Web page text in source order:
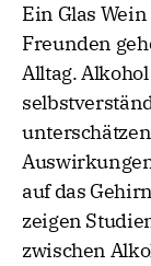
Ein Glas
Freunden
Alltag.
auf das
zeigen
zwischen